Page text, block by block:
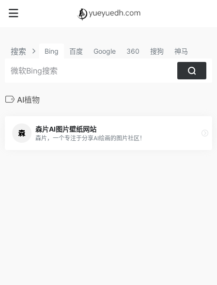
搜索 Bing 百度 Google 360 搜狗 神马
AI植物
森片AI图片壁纸网站
森片，一个专注于分享AI绘画的图片社区！